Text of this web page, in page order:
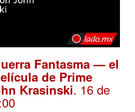
Fantasma — el
de Prime
Krasinski. 16 de